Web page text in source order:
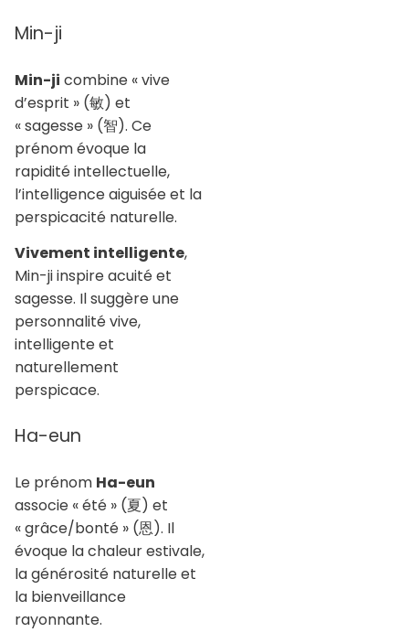
Min-ji
Min-ji combine « vive
d’esprit » (敏) et
« sagesse » (智). Ce
prénom évoque la
rapidité intellectuelle,
l’intelligence aiguisée et la
perspicacité naturelle.
Vivement intelligente,
Min-ji inspire acuité et
sagesse. Il suggère une
personnalité vive,
intelligente et
naturellement
perspicace.
Ha-eun
Le prénom Ha-eun
associe « été » (夏) et
« grâce/bonté » (恩). Il
évoque la chaleur estivale,
la générosité naturelle et
la bienveillance
rayonnante.